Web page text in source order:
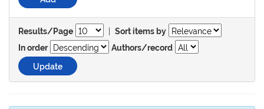
Results/Page | Sort items by
In order
Authors/record